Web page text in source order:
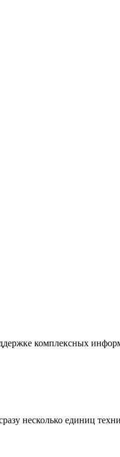
комплексных
несколько единиц